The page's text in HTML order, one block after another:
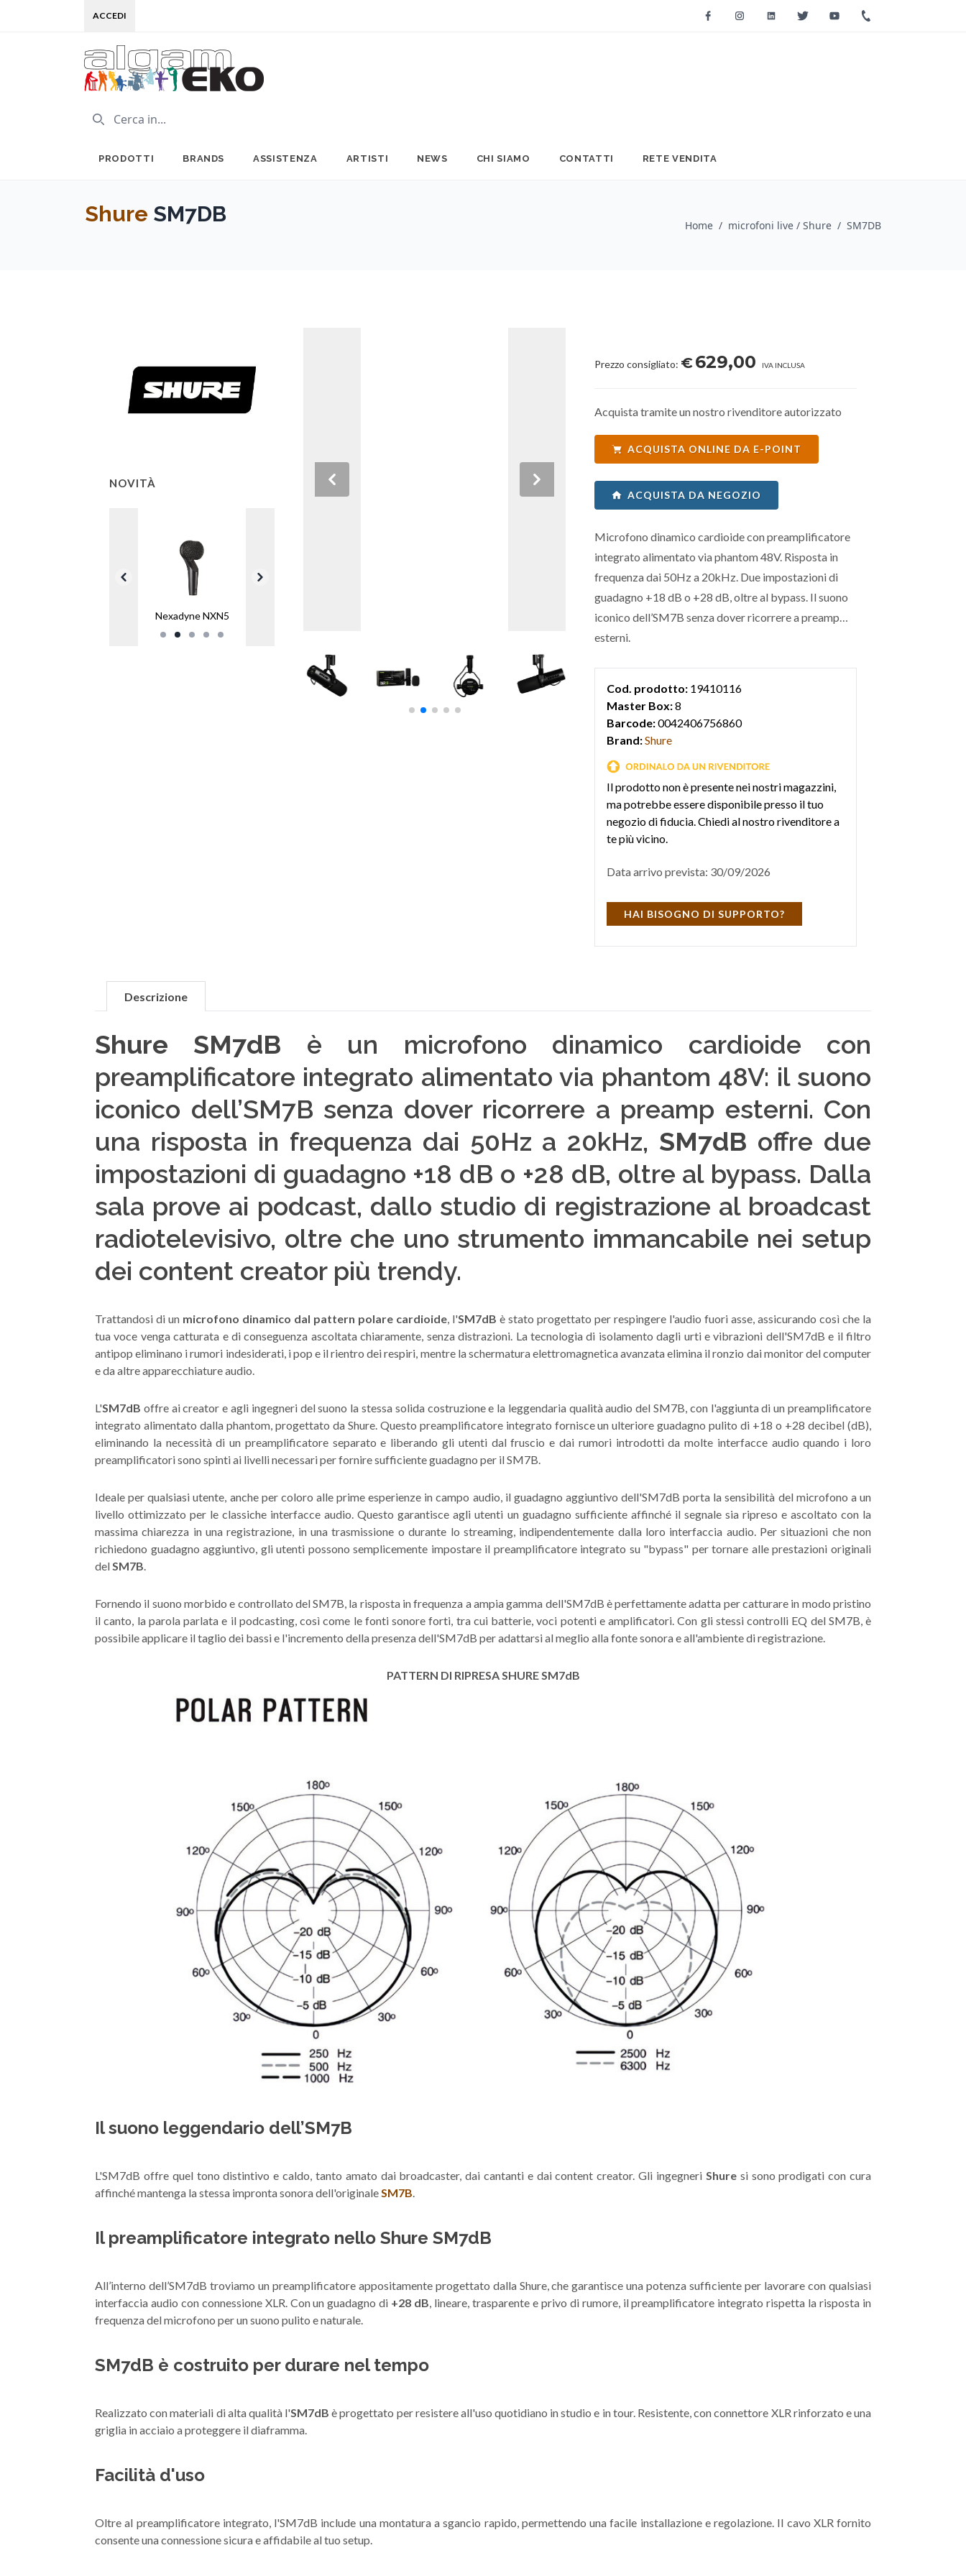
ACCEDI FacebookInstagramLinkedinTwitter Youtube
PRODOTTI BRANDS ASSISTENZA ARTISTI NEWS CHI SIAMO CONTATTI RETE VENDITA
Shure SM7DB Home / microfoni live / Shure / SM7DB
NOVITÀ
Nexadyne NXN5
Previous Next
Prezzo consigliato: €629,00 IVA INCLUSA
Acquista tramite un nostro rivenditore autorizzato
ACQUISTA ONLINE DA E-POINT
ACQUISTA DA NEGOZIO
Microfono dinamico cardioide con preamplificatore
integrato alimentato via phantom 48V. Risposta in
frequenza dai 50Hz a 20kHz. Due impostazioni di
guadagno +18 dB o +28 dB, oltre al bypass. Il suono
iconico dell’SM7B senza dover ricorrere a preamp
esterni.
Cod. prodotto: 19410116
Master Box:8
Barcode:0042406756860
Brand:Shure
Il prodotto non è presente nei nostri magazzini,
ma potrebbe essere disponibile presso il tuo
negozio di fiducia. Chiedi al nostro rivenditore a
te più vicino.
Data arrivo prevista: 30/09/2026
HAI BISOGNO DI SUPPORTO?
Descrizione
Shure SM7dB è un microfono dinamico cardioide con
preamplificatore integrato alimentato via phantom 48V: il suono
iconico dell’SM7B senza dover ricorrere a preamp esterni. Con
una risposta in frequenza dai 50Hz a 20kHz, SM7dB offre due
impostazioni di guadagno +18 dB o +28 dB, oltre al bypass. Dalla
sala prove ai podcast, dallo studio di registrazione al broadcast
radiotelevisivo, oltre che uno strumento immancabile nei setup
dei content creator più trendy.
Trattandosi di un microfono dinamico dal pattern polare cardioide, l'SM7dB è stato progettato per respingere l'audio fuori asse, assicurando così che la
tua voce venga catturata e di conseguenza ascoltata chiaramente, senza distrazioni. La tecnologia di isolamento dagli urti e vibrazioni dell'SM7dB e il filtro
antipop eliminano i rumori indesiderati, i pop e il rientro dei respiri, mentre la schermatura elettromagnetica avanzata elimina il ronzio dai monitor del computer
e da altre apparecchiature audio.
L'SM7dB offre ai creator e agli ingegneri del suono la stessa solida costruzione e la leggendaria qualità audio del SM7B, con l'aggiunta di un preamplificatore
integrato alimentato dalla phantom, progettato da Shure. Questo preamplificatore integrato fornisce un ulteriore guadagno pulito di +18 o +28 decibel (dB),
eliminando la necessità di un preamplificatore separato e liberando gli utenti dal fruscio e dai rumori introdotti da molte interfacce audio quando i loro
preamplificatori sono spinti ai livelli necessari per fornire sufficiente guadagno per il SM7B.
Ideale per qualsiasi utente, anche per coloro alle prime esperienze in campo audio, il guadagno aggiuntivo dell'SM7dB porta la sensibilità del microfono a un
livello ottimizzato per le classiche interfacce audio. Questo garantisce agli utenti un guadagno sufficiente affinché il segnale sia ripreso e ascoltato con la
massima chiarezza in una registrazione, in una trasmissione o durante lo streaming, indipendentemente dalla loro interfaccia audio. Per situazioni che non
richiedono guadagno aggiuntivo, gli utenti possono semplicemente impostare il preamplificatore integrato su "bypass" per tornare alle prestazioni originali
delSM7B.
Fornendo il suono morbido e controllato del SM7B, la risposta in frequenza a ampia gamma dell'SM7dB è perfettamente adatta per catturare in modo pristino
il canto, la parola parlata e il podcasting, così come le fonti sonore forti, tra cui batterie, voci potenti e amplificatori. Con gli stessi controlli EQ del SM7B, è
possibile applicare il taglio dei bassi e l'incremento della presenza dell'SM7dB per adattarsi al meglio alla fonte sonora e all'ambiente di registrazione.
PATTERN DI RIPRESA SHURE SM7dB
Il suono leggendario dell’SM7B
L'SM7dB offre quel tono distintivo e caldo, tanto amato dai broadcaster, dai cantanti e dai content creator. Gli ingegneri Shuresi sono prodigati con cura
affinché mantenga la stessa impronta sonora dell'originaleSM7B.
Il preamplificatore integrato nello Shure SM7dB
All’interno dell’SM7dB troviamo un preamplificatore appositamente progettato dalla Shure, che garantisce una potenza sufficiente per lavorare con qualsiasi
interfaccia audio con connessione XLR. Con un guadagno di +28 dB, lineare, trasparente e privo di rumore, il preamplificatore integrato rispetta la risposta in
frequenza del microfono per un suono pulito e naturale.
SM7dB è costruito per durare nel tempo
Realizzato con materiali di alta qualità l'SM7dB è progettato per resistere all'uso quotidiano in studio e in tour. Resistente, con connettore XLR rinforzato e una
griglia in acciaio a proteggere il diaframma.
Facilità d'uso
Oltre al preamplificatore integrato, l'SM7dB include una montatura a sgancio rapido, permettendo una facile installazione e regolazione. Il cavo XLR fornito
consente una connessione sicura e affidabile al tuo setup.